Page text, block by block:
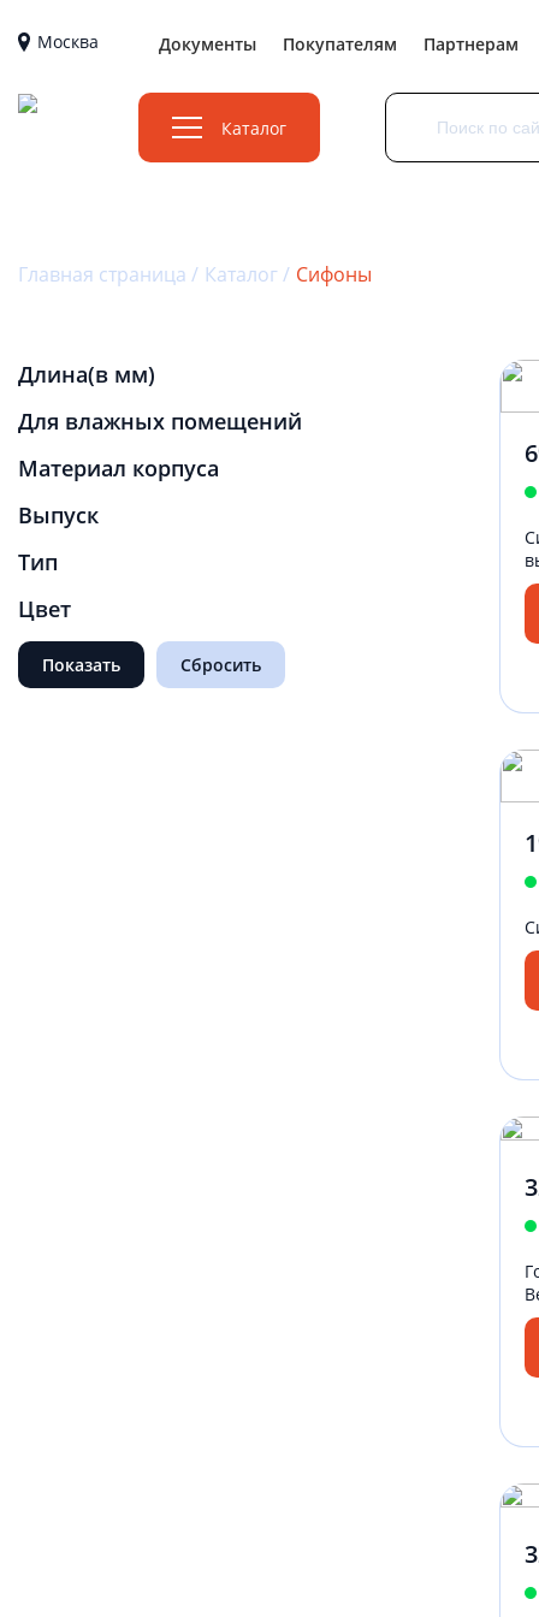
Москва Документы Покупателям Партнерам
Каталог
Главная страница Каталог Сифоны
Длина(в мм)
Для влажных помещений
Материал корпуса
Выпуск
Тип
Цвет